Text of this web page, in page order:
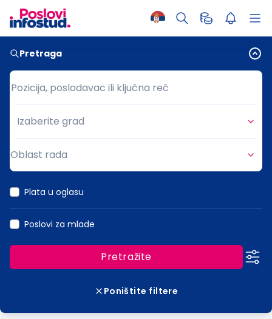
Pretraga
Pozicija, poslodavac ili ključna reč
Pozicija, poslodavac ili ključna reč
Grad
Izaberite grad
Oblast rada
Plata u oglasu
Poslovi za mlade
Pretražite
Poništite filtere